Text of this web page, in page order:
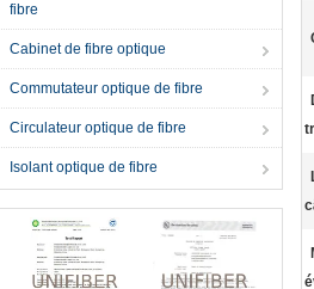
fibre
Cabinet de fibre optique
Commutateur optique de fibre
Circulateur optique de fibre
Isolant optique de fibre